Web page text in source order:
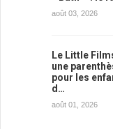
août 03, 2026
Le Little
une
pour les
d…
août 01, 2026